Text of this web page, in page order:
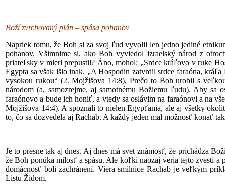
Boží zvrchovaný plán – spása pohanov
Napriek tomu, že Boh si za svoj ľud vyvolil len jedno jediné
pohanov. Všimnime si, ako Boh vyviedol izraelský národ z
priateľsky v mieri prepustil? Áno, mohol: „Srdce kráľovo v ruke
Egypta sa však išlo inak. „A Hospodin zatvrdil srdce faraóna,
vysokou rukou“ (2. Mojžišova 14:8). Prečo to Boh urobil s
národom (a, samozrejme, aj samotnému Božiemu ľudu). Aby
faraónovo a bude ich honiť, a vtedy sa oslávim na faraónovi a na
Mojžišova 14:4). A spoznali to nielen Egypťania, ale aj všetky
to, čo sa dozvedela aj Rachab. A každý jeden mal možnosť konať
Je to presne tak aj dnes. Aj dnes má svet známosť, že prichádza
že Boh ponúka milosť a spásu. Ale koľkí naozaj veria tejto zvesti
domácnosť boli zachránení. Viera smilnice Rachab je veľkým
Listu Židom.